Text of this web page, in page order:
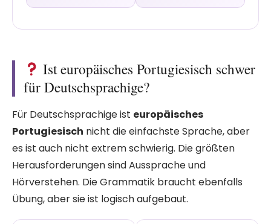
Ist europäisches Portugiesisch schwer
für Deutschsprachige?
Für Deutschsprachige ist europäisches
Portugiesisch nicht die einfachste Sprache, aber
es ist auch nicht extrem schwierig. Die größten
Herausforderungen sind Aussprache und
Hörverstehen. Die Grammatik braucht ebenfalls
Übung, aber sie ist logisch aufgebaut.